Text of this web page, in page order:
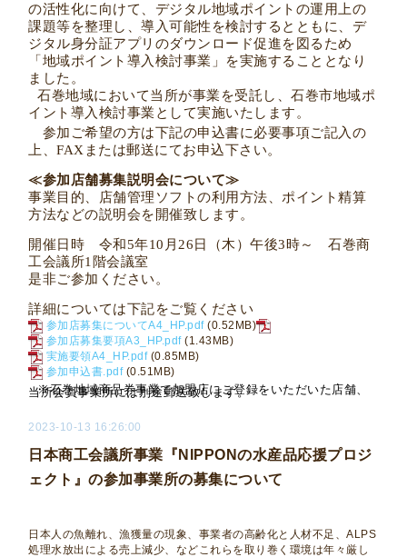
の活性化に向けて、デジタル地域ポイントの運用上の
課題等を整理し、導入可能性を検討するとともに、デ
ジタル身分証アプリのダウンロード促進を図るため
「地域ポイント導入検討事業」を実施することとなり
ました。
石巻地域において当所が事業を受託し、石巻市地域ポ
イント導入検討事業として実施いたします。
参加ご希望の方は下記の申込書に必要事項ご記入の
上、FAXまたは郵送にてお申込下さい。
≪参加店舗募集説明会について≫
事業目的、店舗管理ソフトの利用方法、ポイント精算
方法などの説明会を開催致します。
開催日時 令和5年10 月 26 日（木）午後3 時～ 石巻商
工会議所1 階会議室
是非ご参加ください。
詳細については下記をご覧ください
参加店募集についてA4_HP.pdf (0.52MB)
参加店募集要項A3_HP.pdf (1.43MB)
実施要領A4_HP.pdf (0.85MB)
参加申込書.pdf (0.51MB)
※石巻地域商品券事業で加盟店にご登録をいただいた店舗、
当所会員事業所には別途郵送致します。
2023-10-13 16:26:00
日本商工会議所事業『NIPPONの水産品応援プロジ
ェクト』の参加事業所の募集について
日本人の魚離れ、漁獲量の現象、事業者の高齢化と人材不足、ALPS
処理水放出による売上減少、などこれらを取り巻く環境は年々厳し